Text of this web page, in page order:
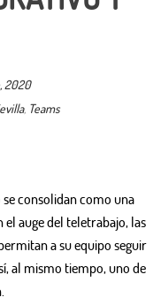
2020
, Teams
consolidan como una
el auge del teletrabajo, las
a su equipo seguir
al mismo tiempo, uno de